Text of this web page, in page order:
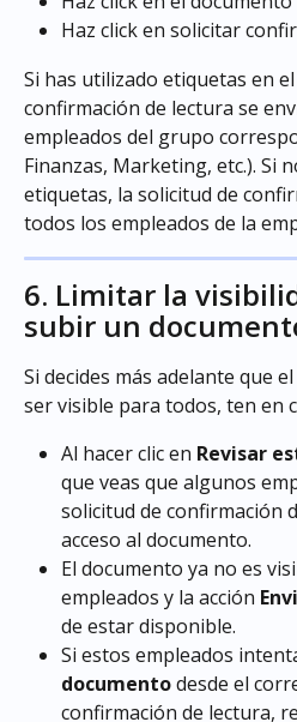
Haz click en solicitar
Si has utilizado etiquetas en
confirmación de lectura se
empleados del grupo
Finanzas, Marketing, etc.). Si
etiquetas, la solicitud de
todos los empleados de la
6. Limitar la
subir un
Si decides más adelante que
ser visible para todos, ten en
Al hacer clic en Revisar
que veas que algunos
solicitud de confirmación
acceso al documento.
El documento ya no es
empleados y la acción
de estar disponible.
Si estos empleados
documento desde el
confirmación de lectura,